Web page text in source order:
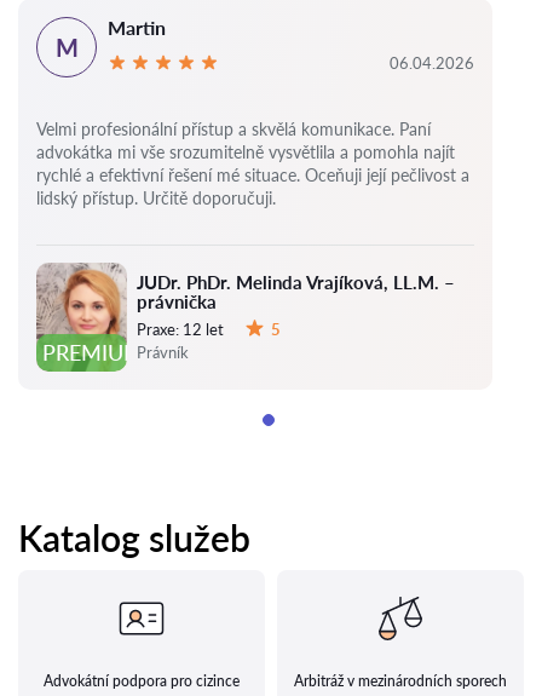
PREMIUM
JUDr. PhDr. Melinda Vrajíková, LL.M. –
právnička
Praxe: 12 let
5
Právník
M
Martin
06.04.2026
Velmi profesionální přístup a skvělá komunikace. Paní
advokátka mi vše srozumitelně vysvětlila a pomohla najít
rychlé a efektivní řešení mé situace. Oceňuji její pečlivost a
lidský přístup. Určitě doporučuji.
Katalog služeb
Advokátní podpora pro cizince Arbitráž v mezinárodních sporech